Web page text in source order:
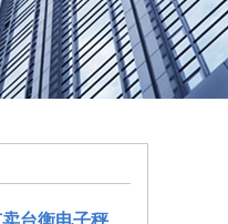
台衡电子秤